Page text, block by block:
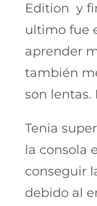
Edition y
ultimo fue
aprender
también
son lentas.
Tenia
la consola
conseguir
debido al